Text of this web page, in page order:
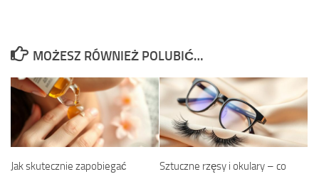
MOŻESZ RÓWNIEŻ POLUBIĆ…
Jak skutecznie zapobiegać
Sztuczne rzęsy i okulary – co